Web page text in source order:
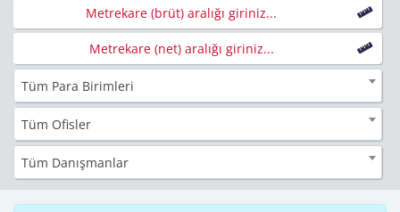
Metrekare (brüt) aralığı giriniz...
Metrekare (net) aralığı giriniz...
Tüm Para Birimleri
Tüm Ofisler
Tüm Danışmanlar